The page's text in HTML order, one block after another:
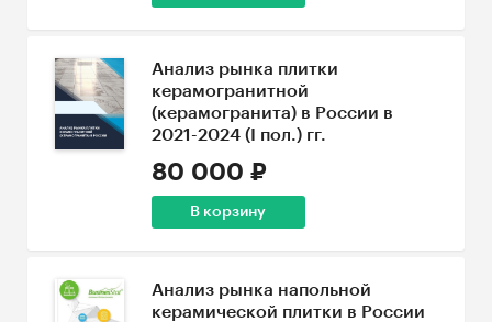
Анализ рынка плитки
керамогранитной
(керамогранита) в России в
2021-2024 (I пол.) гг.
80 000 ₽
В корзину
Анализ рынка напольной
керамической плитки в России